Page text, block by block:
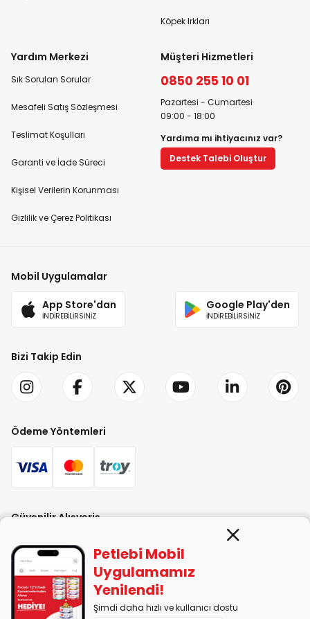
Köpek Irkları
Yardım Merkezi
Sık Sorulan Sorular
Mesafeli Satış Sözleşmesi
Teslimat Koşulları
Garanti ve İade Süreci
Kişisel Verilerin Korunması
Gizlilik ve Çerez Politikası
Müşteri Hizmetleri
0850 255 10 01
Pazartesi - Cumartesi
09:00 - 18:00
Yardıma mı ihtiyacınız var?
Destek Talebi Oluştur
Mobil Uygulamalar
App Store'dan
İNDİREBİLİRSİNİZ
Google Play'den
İNDİREBİLİRSİNİZ
Bizi Takip Edin
Ödeme Yöntemleri
Güvenilir Alışveriş
PETLEBİ EVCİL HAYVAN ÜRÜNLERİ PAZ. SAN. TİC. LTD. ŞTİ. Alaşarköy Mah.
Petlebi Mobil
Uygulamamız
Yenilendi!
Şimdi daha hızlı ve kullanıcı dostu